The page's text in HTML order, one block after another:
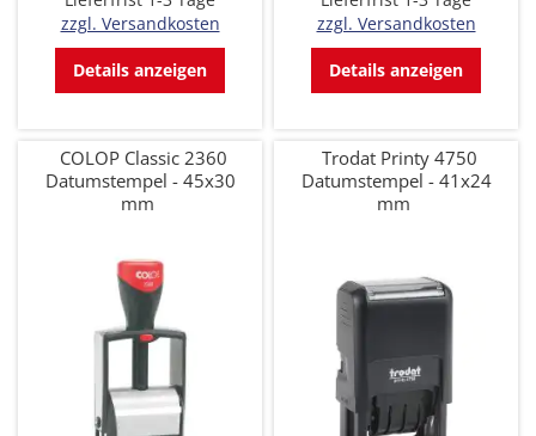
zzgl. Versandkosten
Details anzeigen
zzgl. Versandkosten
Details anzeigen
COLOP Classic 2360
Datumstempel - 45x30
mm
Trodat Printy 4750
Datumstempel - 41x24
mm